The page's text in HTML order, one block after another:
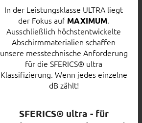
In der Leistungsklasse ULTRA liegt
der Fokus auf MAXIMUM.
Ausschließlich höchstentwickelte
Abschirmmaterialien schaffen
unsere messtechnische Anforderung
für die SFERICS® ultra
Klassifizierung. Wenn jedes einzelne
dB zählt!
SFERICS® ultra - für